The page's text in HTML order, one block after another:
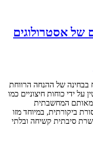
של אסטרולוגים
בבחינה של ההנחה הרווחת
על ידי כוחות חיצוניים כמו
המחשבתית
ביקורתית, במיוחד מזו
סיבתית קשיחה ובלתי